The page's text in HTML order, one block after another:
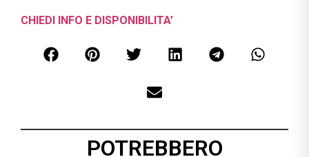
CHIEDI INFO E DISPONIBILITA’
POTREBBERO